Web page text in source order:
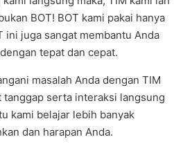
BOT! BOT kami pakai hanya
juga sangat membantu Anda
tepat dan cepat.
masalah Anda dengan TIM
serta interaksi langsung
kami belajar lebih banyak
dan harapan Anda.